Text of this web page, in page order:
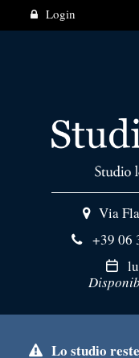
Login
Via
+39 06
Lo studio